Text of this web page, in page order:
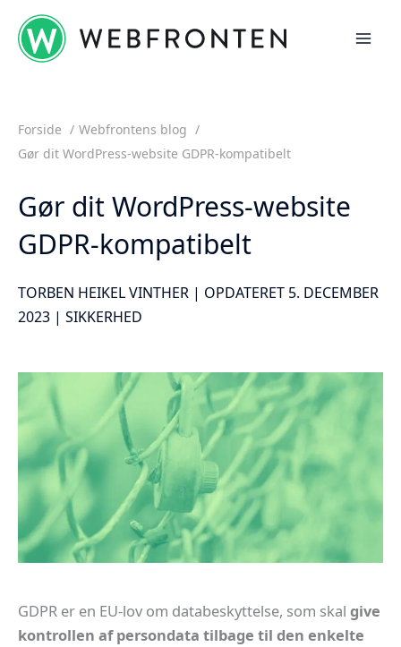
indholdet
Forside
Webfrontens blog
Gør dit WordPress-website GDPR-kompatibelt
Gør dit WordPress-website
GDPR-kompatibelt
TORBEN HEIKEL VINTHER | OPDATERET 5. DECEMBER
2023 | SIKKERHED
GDPR er en EU-lov om databeskyttelse, som skal give
kontrollen af persondata tilbage til den enkelte